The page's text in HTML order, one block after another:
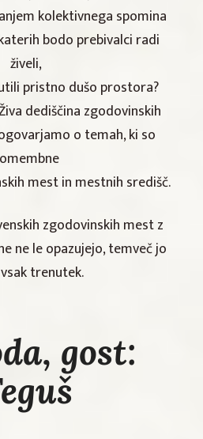
kolektivnega spomina
bodo prebivalci radi
živeli,
pristno dušo prostora?
dediščina zgodovinskih
o temah, ki so
mest in mestnih središč.
zgodovinskih mest z
ne le opazujejo, temveč jo
trenutek.
gost: